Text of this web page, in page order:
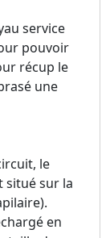
service
pouvoir
récup le
une
le
situé sur la
en